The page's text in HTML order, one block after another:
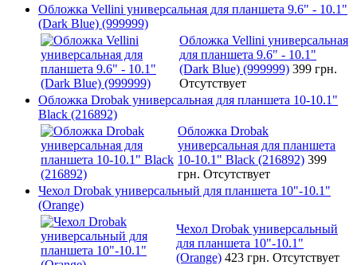
Обложка Vellini универсальная для планшета 9.6" - 10.1"
(Dark Blue) (999999)
Обложка Vellini универсальная
для планшета 9.6" - 10.1"
(Dark Blue) (999999) 399 грн.
Отсутствует
Обложка Drobak универсальная для планшета 10-10.1"
Black (216892)
Обложка Drobak
универсальная для планшета
10-10.1" Black (216892) 399
грн. Отсутствует
Чехол Drobak универсальный для планшета 10"-10.1"
(Orange)
Чехол Drobak универсальный
для планшета 10"-10.1"
(Orange) 423 грн. Отсутствует